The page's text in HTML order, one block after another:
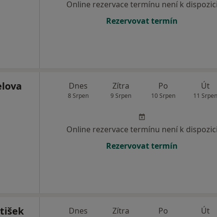
Online rezervace termínu není k
Rezervovat termín
Dnes
8 Srpen
Zítra
9 Srpen
Po
10 Srpen
Út
11
Online rezervace termínu není k
Rezervovat termín
Dnes Zítra Po Út